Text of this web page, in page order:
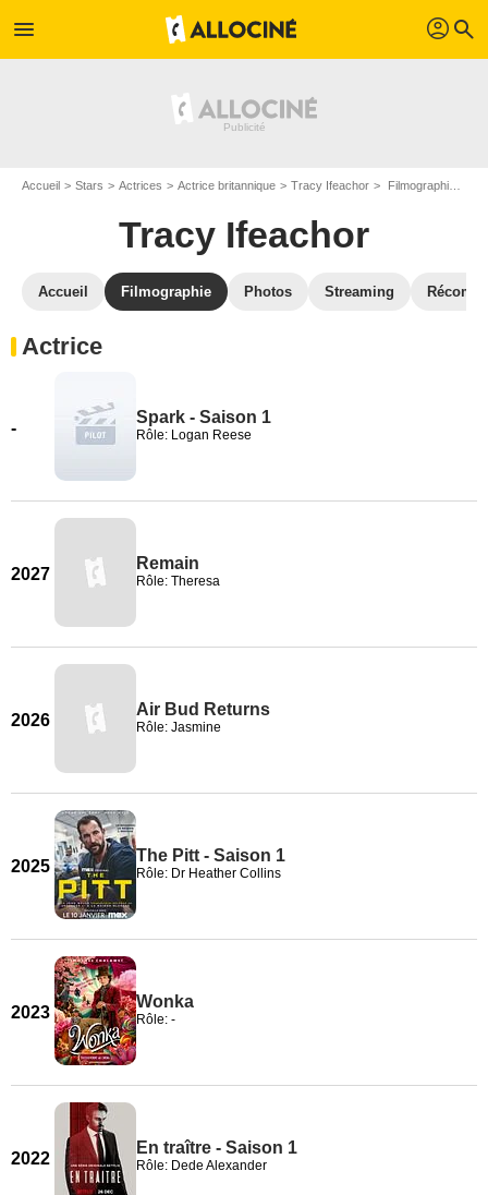
menu profil search
Accueil Stars Actrices Actrice britannique Tracy Ifeachor Filmographie Tracy Ifeachor
Tracy Ifeachor
Accueil Filmographie Photos Streaming
Actrice
-
Spark - Saison 1
Rôle: Logan Reese
2027
Remain
Rôle: Theresa
2026
Air Bud Returns
Rôle: Jasmine
2025
The Pitt - Saison 1
Rôle: Dr Heather Collins
2023
Wonka
Rôle: -
2022
En traître - Saison 1
Rôle: Dede Alexander